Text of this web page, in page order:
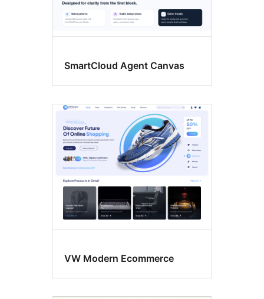
SmartCloud Agent Canvas
VW Modern Ecommerce